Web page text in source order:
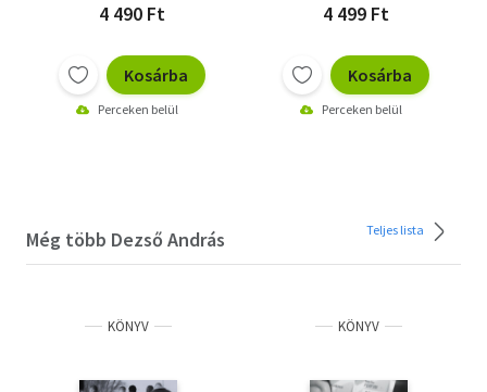
elengedhetetlen. A szerző különleges, újságírói optikája
A letöltéssel kapcsolatos kérdésekreitt találhat választ.
4 490 Ft
Kosárba
Perceken belül
4 499 Ft
Kosárba
Perceken belül
Még több Dezső András Teljes lista
KÖNYV KÖNYV